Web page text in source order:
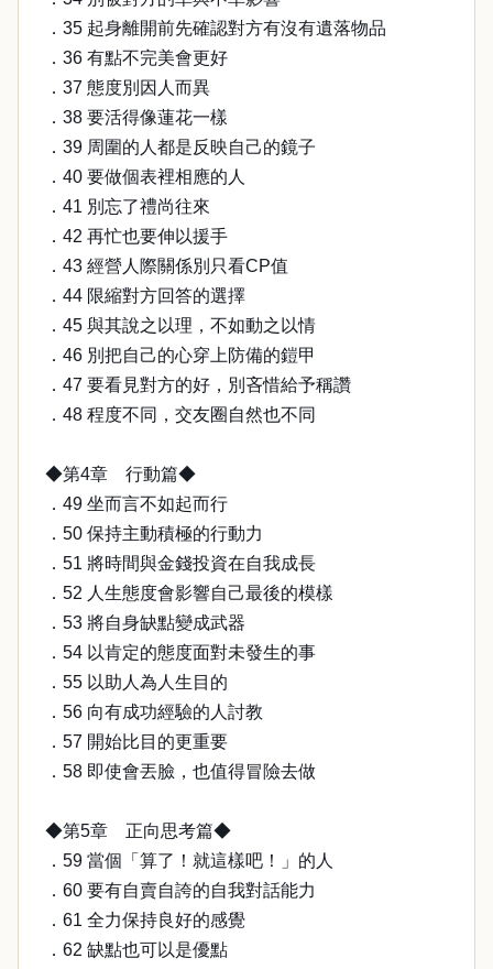
．35 起身離開前先確認對方有沒有遺落物品
．36 有點不完美會更好
．37 態度別因人而異
．38 要活得像蓮花一樣
．39 周圍的人都是反映自己的鏡子
．40 要做個表裡相應的人
．41 別忘了禮尚往來
．42 再忙也要伸以援手
．43 經營人際關係別只看CP值
．44 限縮對方回答的選擇
．45 與其說之以理，不如動之以情
．46 別把自己的心穿上防備的鎧甲
．47 要看見對方的好，別吝惜給予稱讚
．48 程度不同，交友圈自然也不同
◆第4章 行動篇◆
．49 坐而言不如起而行
．50 保持主動積極的行動力
．51 將時間與金錢投資在自我成長
．52 人生態度會影響自己最後的模樣
．53 將自身缺點變成武器
．54 以肯定的態度面對未發生的事
．55 以助人為人生目的
．56 向有成功經驗的人討教
．57 開始比目的更重要
．58 即使會丟臉，也值得冒險去做
◆第5章 正向思考篇◆
．59 當個「算了！就這樣吧！」的人
．60 要有自賣自誇的自我對話能力
．61 全力保持良好的感覺
．62 缺點也可以是優點